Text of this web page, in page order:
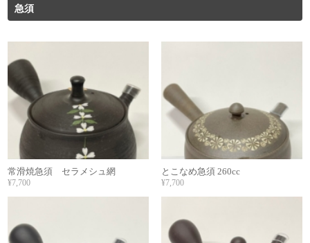
急須
常滑焼急須 セラメシュ網
¥7,700
とこなめ急須 260cc
¥7,700